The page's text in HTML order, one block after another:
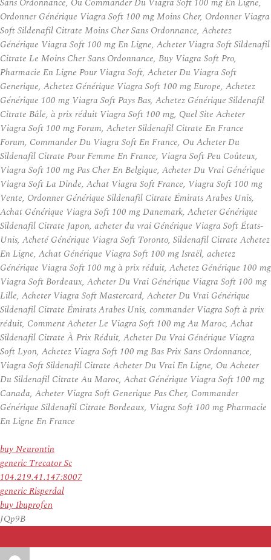
Ordonner Générique Viagra Soft 100 mg Moins Cher, Ordonner Viagra
Soft Sildenafil Citrate Moins Cher Sans Ordonnance, Achetez
Générique Viagra Soft 100 mg En Ligne, Acheter Viagra Soft Sildenafil
Citrate Le Moins Cher Sans Ordonnance, Buy Viagra Soft Pro,
Pharmacie En Ligne Pour Viagra Soft, Acheter Du Viagra Soft
Generique, Achetez Générique Viagra Soft 100 mg Europe, Achetez
Générique 100 mg Viagra Soft Pays Bas, Achetez Générique Sildenafil
Citrate Bâle, à prix réduit Viagra Soft 100 mg, Quel Site Acheter
Viagra Soft 100 mg Forum, Acheter Sildenafil Citrate En France
Forum, Commander Du Viagra Soft En France, Ou Acheter Du
Sildenafil Citrate Pour Femme En France, Viagra Soft Peu Coûteux,
Viagra Soft 100 mg Pas Cher En Belgique, Acheter Du Vrai Générique
Viagra Soft La Dinde, Achat Viagra Soft France, Viagra Soft 100 mg
Vente, Ordonner Générique Sildenafil Citrate Émirats Arabes Unis,
Achat Générique Viagra Soft 100 mg Danemark, Acheter Générique
Sildenafil Citrate Japon, acheter du vrai Générique Viagra Soft États-
Unis, Acheté Générique Viagra Soft Toronto, Sildenafil Citrate Achetez
En Ligne, Achat Générique Viagra Soft 100 mg Israël, achetez
Générique Viagra Soft 100 mg à prix réduit, Achetez Générique 100 mg
Viagra Soft Bordeaux, Acheter Du Vrai Générique Viagra Soft 100 mg
Lille, Acheter Viagra Soft Mastercard, Acheter Du Vrai Générique
Sildenafil Citrate Émirats Arabes Unis, commander Viagra Soft à prix
réduit, Comment Acheter Le Viagra Soft 100 mg Au Maroc, Achat
Sildenafil Citrate À Prix Réduit, Acheter Du Vrai Générique Viagra
Soft Lyon, Achetez Viagra Soft 100 mg Bas Prix Sans Ordonnance,
Viagra Soft Sildenafil Citrate Acheter Du Vrai En Ligne, Ou Acheter
Du Sildenafil Citrate Au Maroc, Achat Générique Viagra Soft 100 mg
Canada, Acheter Viagra Soft Generique Pas Cher, Commander
Générique Sildenafil Citrate Bordeaux, Viagra Soft 100 mg Pharmacie
En Ligne En France
buy Neurontin
generic Trecator Sc
104.219.41.147:8007
generic Risperdal
buy Ibuprofen
JQp9B